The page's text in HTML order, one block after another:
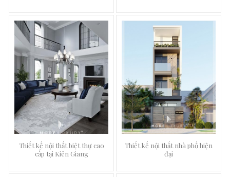
Thiết kế nội thất biệt thự cao
cấp tại Kiên Giang
Thiết kế nội thất nhà phố hiện
đại